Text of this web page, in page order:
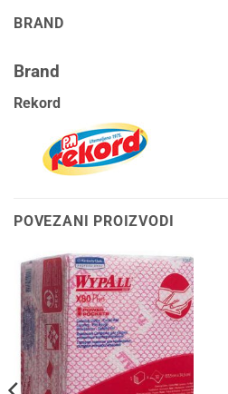
BRAND
Brand
Rekord
POVEZANI PROIZVODI